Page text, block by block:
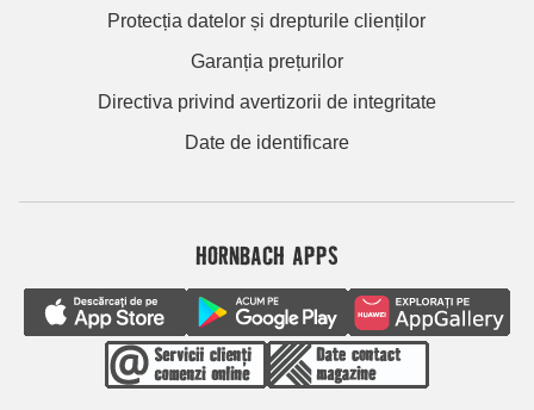
Protecția datelor și drepturile clienților
Garanția prețurilor
Directiva privind avertizorii de integritate
Date de identificare
HORNBACH APPS